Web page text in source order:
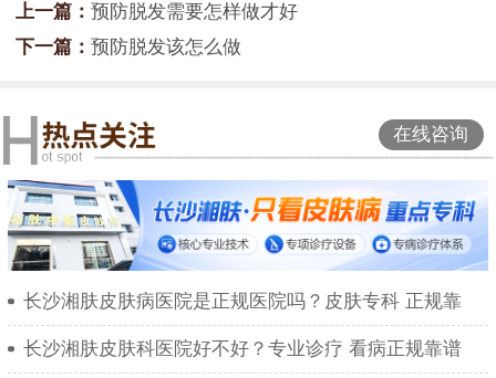
上一篇： 预防脱发需要怎样做才好
下一篇： 预防脱发该怎么做
在线咨询
长沙湘肤皮肤病医院是正规医院吗？皮肤专科 正规靠
长沙湘肤皮肤科医院好不好？专业诊疗 看病正规靠谱